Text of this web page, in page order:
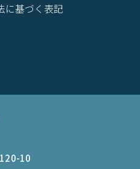
に基づく表記
10